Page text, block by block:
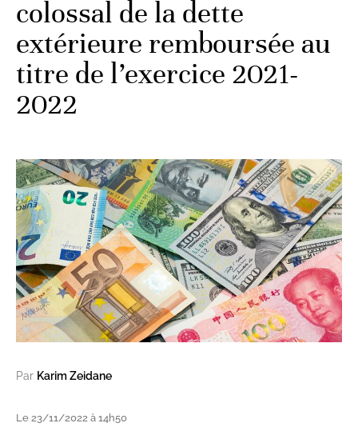
colossal de la dette
extérieure remboursée au
titre de l’exercice 2021-
2022
Par Karim Zeidane
Le 23/11/2022 à 14h50